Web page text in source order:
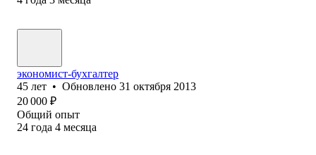
экономист-бухгалтер
45 лет • Обновлено 31 октября 2013
20 000 ₽
Общий опыт
24 года 4 месяца